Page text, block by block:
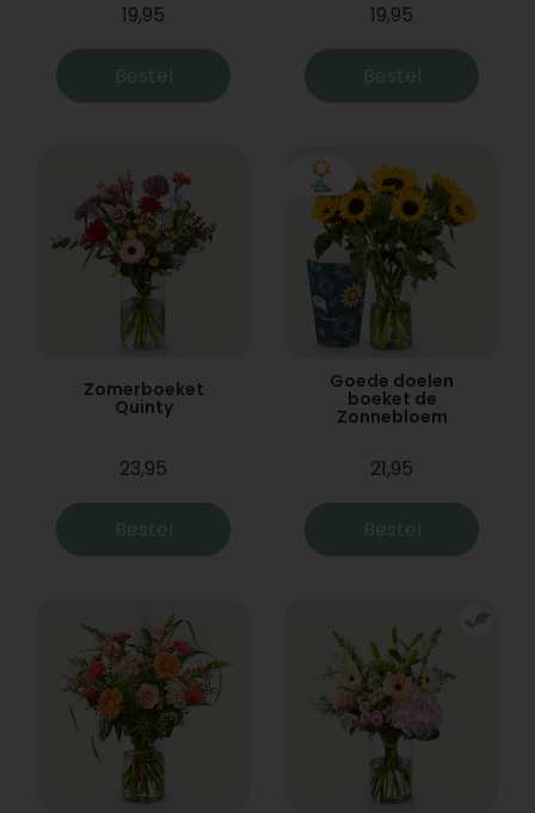
19,95
Bestel
19,95
Bestel
Zomerboeket
Quinty
23,95
Bestel
Goede doelen
boeket de
Zonnebloem
21,95
Bestel